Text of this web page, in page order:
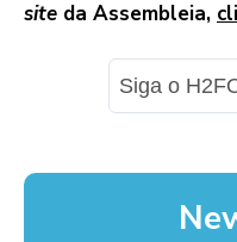
site da Assembleia,
Siga o